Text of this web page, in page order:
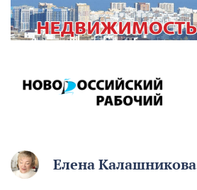
Елена Калашникова